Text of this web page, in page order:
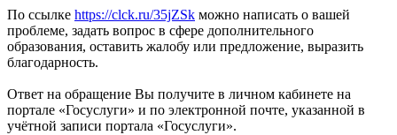
По ссылке https://clck.ru/35jZSk можно написать о вашей
проблеме, задать вопрос в сфере дополнительного
образования, оставить жалобу или предложение, выразить
благодарность.
Ответ на обращение Вы получите в личном кабинете на
портале «Госуслуги» и по электронной почте, указанной в
учётной записи портала «Госуслуги».